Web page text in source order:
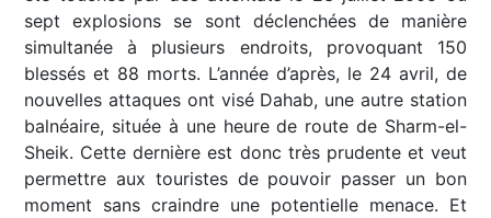
sept explosions se sont déclenchées de manière
simultanée à plusieurs endroits, provoquant 150
blessés et 88 morts. L’année d’après, le 24 avril, de
nouvelles attaques ont visé Dahab, une autre station
balnéaire, située à une heure de route de Sharm-el-
Sheik. Cette dernière est donc très prudente et veut
permettre aux touristes de pouvoir passer un bon
moment sans craindre une potentielle menace. Et